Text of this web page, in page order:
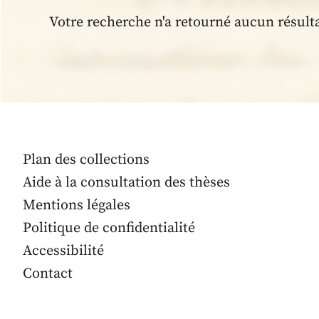
Votre recherche n'a retourné aucun
Plan des collections
Aide à la consultation des thèses
Mentions légales
Politique de confidentialité
Accessibilité
Contact